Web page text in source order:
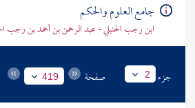
جامع العلوم والحكم
ابن رجب الحنبلي - عبد الرحمن بن أحمد بن رجب
جزء 2 صفحة 419